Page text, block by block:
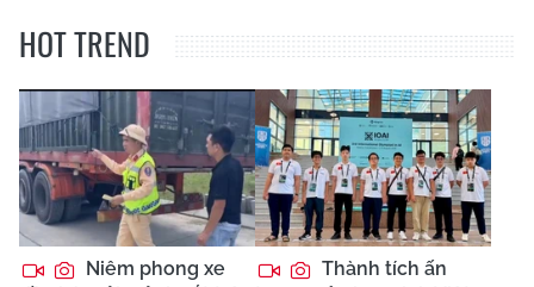
HOT TREND
Niêm phong xe
Thành tích ấn